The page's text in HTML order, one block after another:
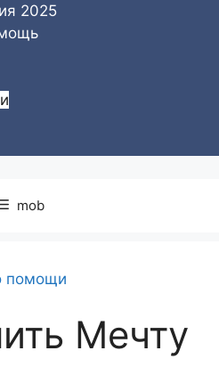
2025
mob
помощи
Мечту